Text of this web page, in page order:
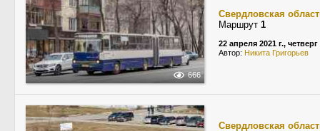
666
Свердловская
Маршрут 1
22 апреля 2021 г., четверг
Автор: Никита Григорьев
Свердловская